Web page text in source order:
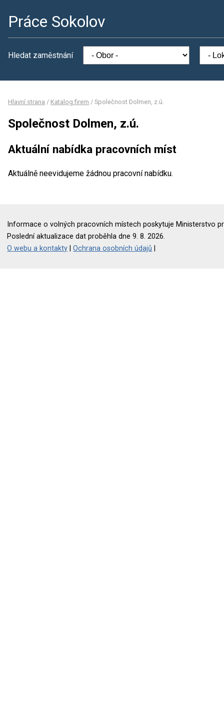
Práce Sokolov
Hledat zaměstnání
Hlavní strana / Katalog firem / Společnost Dolmen, z.ú.
Společnost Dolmen, z.ú.
Aktuální nabídka pracovních míst
Aktuálně neevidujeme žádnou pracovní nabídku.
Informace o volných pracovních místech poskytuje Ministerstvo
Poslední aktualizace dat proběhla dne 9. 8. 2026.
O webu a kontakty |Ochrana osobních údajů